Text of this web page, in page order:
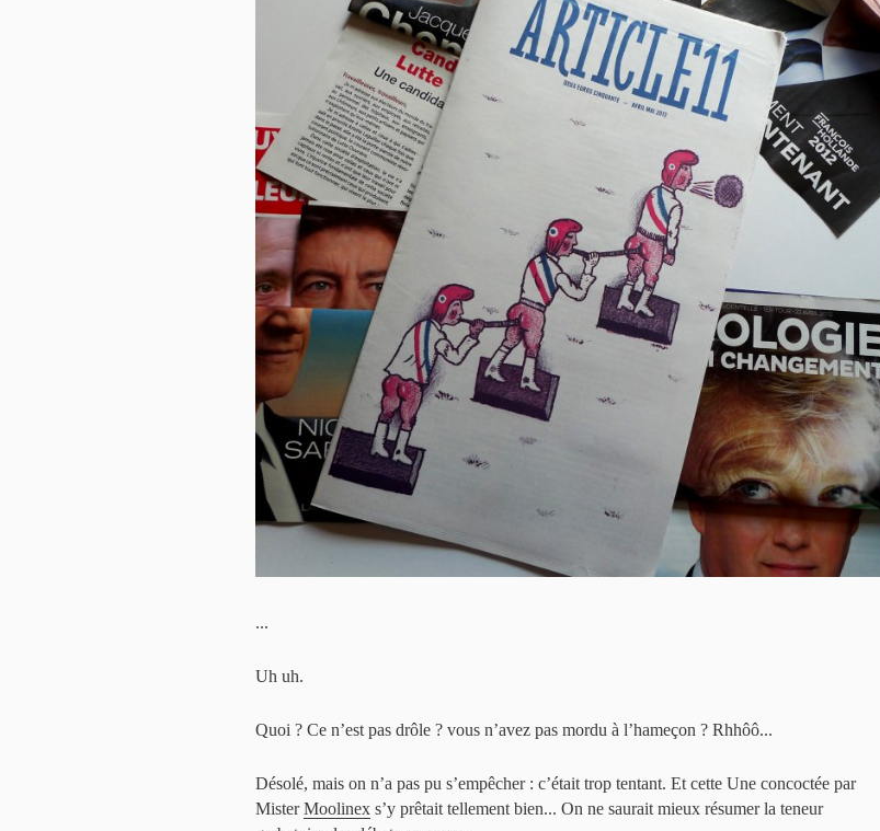
...
Uh uh.
Quoi ? Ce n’est pas drôle ? vous n’avez pas mordu à l’hameçon ? Rhhôô...
Désolé, mais on n’a pas pu s’empêcher : c’était trop tentant. Et cette Une concoctée par
MisterMoolinex s’y prêtait tellement bien... On ne saurait mieux résumer la teneur